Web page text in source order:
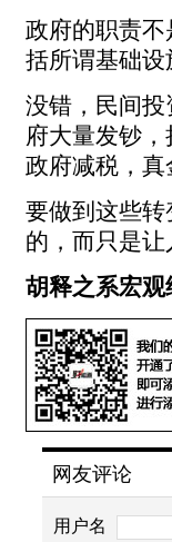
政府的职责
括所谓基础
没错，民间
府大量发钞
政府减税，
要做到这些
的，而只是让
胡释之系宏观
网友评论
用户名